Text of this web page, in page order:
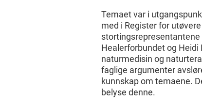
Temaet var i
med i Register for
stortingsrepresentantene
Healerforbundet og
naturmedisin og
faglige argumenter
kunnskap om temaene.
belyse denne.